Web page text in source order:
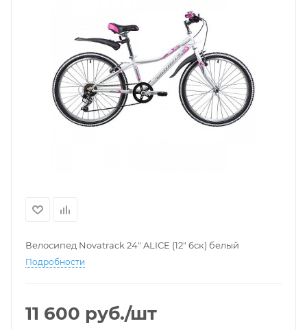
Велосипед Novatrack 24" ALICE (12" 6ск) белый
Подробности
11 600 руб./шт